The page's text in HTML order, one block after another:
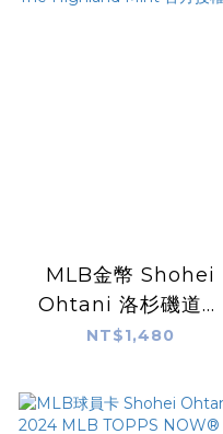
MLB金幣 Shohei
Ohtani 洛杉磯道奇
金幣 壓克力 展示 立牌
官方授權
NT$1,480